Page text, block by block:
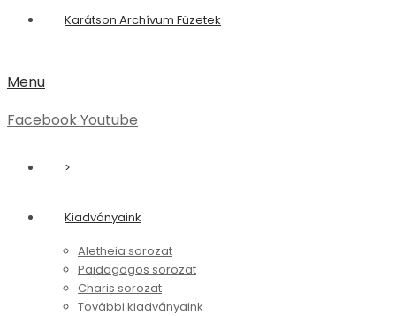
Karátson Archívum Füzetek
Menu
FacebookYoutube
>
Kiadványaink
Aletheia sorozat
Paidagogos sorozat
Charis sorozat
További kiadványaink